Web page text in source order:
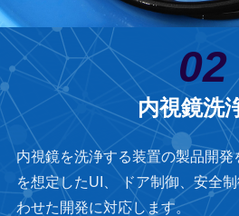
02
内視鏡洗
内視鏡を洗浄する装置の製品開発
を想定したUI、 ドア制御、安全
わせた開発に対応します。